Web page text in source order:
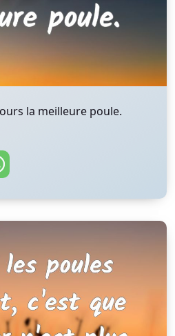
la meilleure poule.